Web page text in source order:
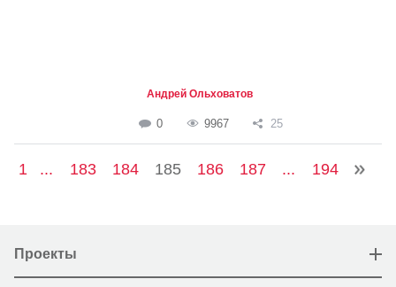
Андрей Ольховатов
0 9967 25
1 ... 183 184 185 186 187 ... 194
Проекты